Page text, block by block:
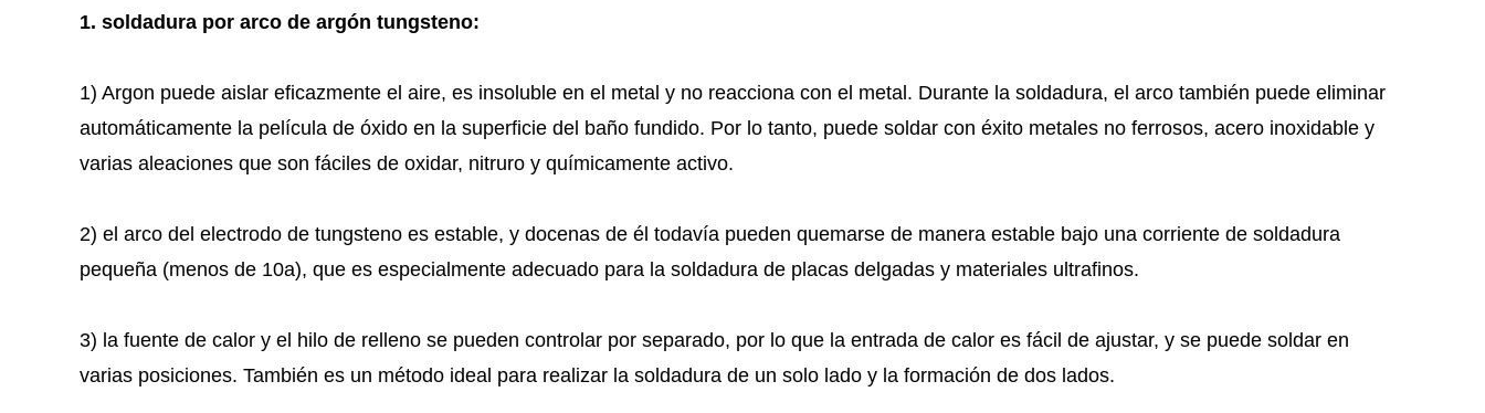
1. soldadura por arco de argón tungsteno:
1) Argon puede aislar eficazmente el aire, es insoluble en el metal y no reacciona con el metal. Durante la soldadura, el arco también puede eliminar
automáticamente la película de óxido en la superficie del baño fundido. Por lo tanto, puede soldar con éxito metales no ferrosos, acero inoxidable y
varias aleaciones que son fáciles de oxidar, nitruro y químicamente activo.
2) el arco del electrodo de tungsteno es estable, y docenas de él todavía pueden quemarse de manera estable bajo una corriente de soldadura
pequeña (menos de 10a), que es especialmente adecuado para la soldadura de placas delgadas y materiales ultrafinos.
3) la fuente de calor y el hilo de relleno se pueden controlar por separado, por lo que la entrada de calor es fácil de ajustar, y se puede soldar en
varias posiciones. También es un método ideal para realizar la soldadura de un solo lado y la formación de dos lados.